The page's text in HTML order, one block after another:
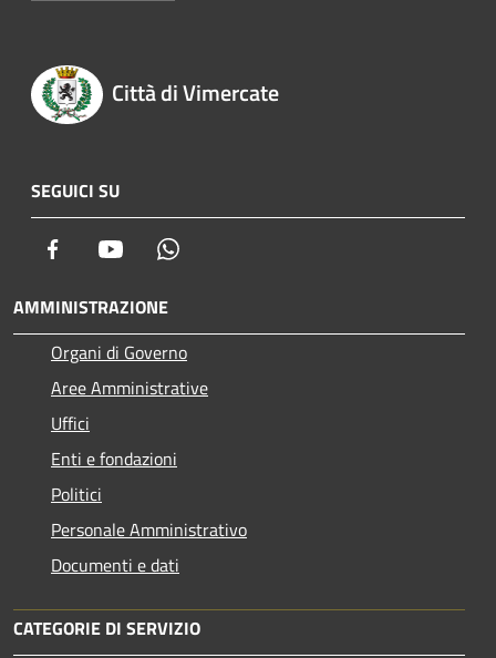
Città di Vimercate
SEGUICI SU
Facebook Youtube
AMMINISTRAZIONE
Organi di Governo
Aree Amministrative
Uffici
Enti e fondazioni
Politici
Personale Amministrativo
Documenti e dati
CATEGORIE DI SERVIZIO